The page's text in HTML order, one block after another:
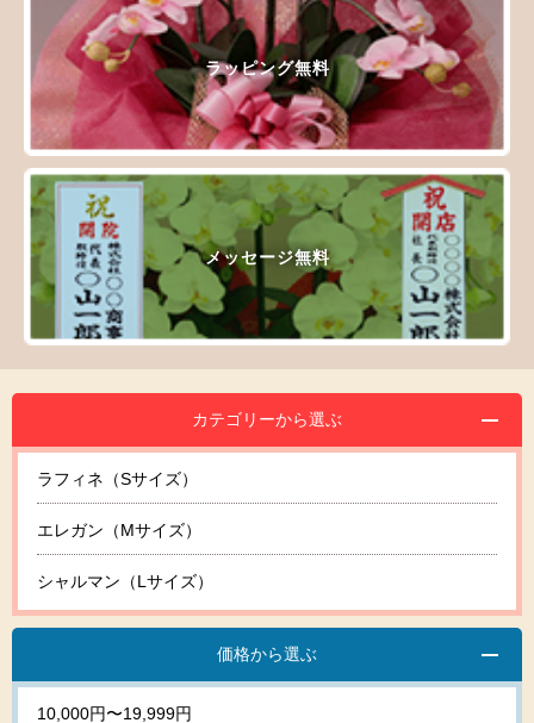
ラッピング無料
メッセージ無料
カテゴリーから選ぶ
ラフィネ（Sサイズ）
エレガン（Mサイズ）
シャルマン（Lサイズ）
価格から選ぶ
10,000円〜19,999円